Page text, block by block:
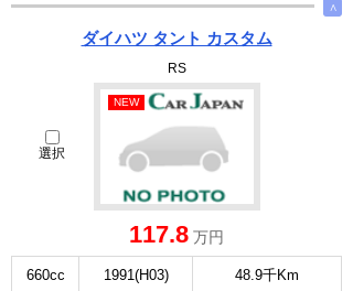
∧
ダイハツ タント カスタム
RS
選択
NEW
117.8 万円
660cc 1991(H03) 48.9千Km